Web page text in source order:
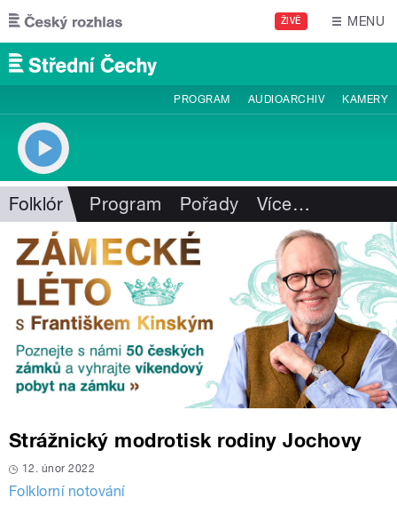
Přejít k hlavnímu obsahu
ŽIVĚ MENU
PROGRAM AUDIOARCHIV KAMERY
Folklór Program Pořady Více…
Strážnický modrotisk rodiny Jochovy
12. únor 2022
Folklorní notování